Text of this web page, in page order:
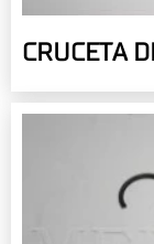
CRUCETA